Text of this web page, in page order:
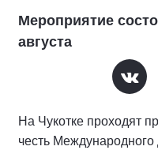
Мероприятие
августа
На Чукотке проходят
честь